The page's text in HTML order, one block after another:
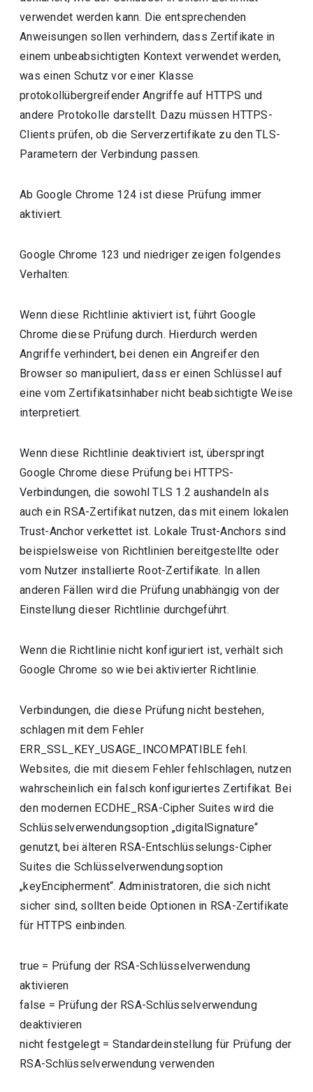
verwendet werden kann. Die entsprechenden
Anweisungen sollen verhindern, dass Zertifikate in
einem unbeabsichtigten Kontext verwendet werden,
was einen Schutz vor einer Klasse
protokollübergreifender Angriffe auf HTTPS und
andere Protokolle darstellt. Dazu müssen HTTPS-
Clients prüfen, ob die Serverzertifikate zu den TLS-
Parametern der Verbindung passen.
Ab Google Chrome 124 ist diese Prüfung immer
aktiviert.
Google Chrome 123 und niedriger zeigen folgendes
Verhalten:
Wenn diese Richtlinie aktiviert ist, führt Google
Chrome diese Prüfung durch. Hierdurch werden
Angriffe verhindert, bei denen ein Angreifer den
Browser so manipuliert, dass er einen Schlüssel auf
eine vom Zertifikatsinhaber nicht beabsichtigte Weise
interpretiert.
Wenn diese Richtlinie deaktiviert ist, überspringt
Google Chrome diese Prüfung bei HTTPS-
Verbindungen, die sowohl TLS 1.2 aushandeln als
auch ein RSA-Zertifikat nutzen, das mit einem lokalen
Trust-Anchor verkettet ist. Lokale Trust-Anchors sind
beispielsweise von Richtlinien bereitgestellte oder
vom Nutzer installierte Root-Zertifikate. In allen
anderen Fällen wird die Prüfung unabhängig von der
Einstellung dieser Richtlinie durchgeführt.
Wenn die Richtlinie nicht konfiguriert ist, verhält sich
Google Chrome so wie bei aktivierter Richtlinie.
Verbindungen, die diese Prüfung nicht bestehen,
schlagen mit dem Fehler
ERR_SSL_KEY_USAGE_INCOMPATIBLE fehl.
Websites, die mit diesem Fehler fehlschlagen, nutzen
wahrscheinlich ein falsch konfiguriertes Zertifikat. Bei
den modernen ECDHE_RSA-Cipher Suites wird die
Schlüsselverwendungsoption „digitalSignature“
genutzt, bei älteren RSA-Entschlüsselungs-Cipher
Suites die Schlüsselverwendungsoption
„keyEncipherment“. Administratoren, die sich nicht
sicher sind, sollten beide Optionen in RSA-Zertifikate
für HTTPS einbinden.
true = Prüfung der RSA-Schlüsselverwendung
aktivieren
false = Prüfung der RSA-Schlüsselverwendung
deaktivieren
nicht festgelegt = Standardeinstellung für Prüfung der
RSA-Schlüsselverwendung verwenden